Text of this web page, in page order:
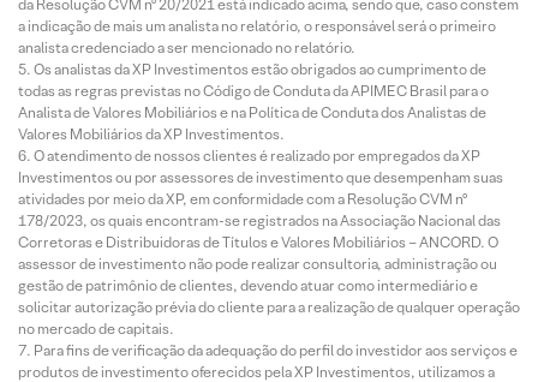
da Resolução CVM nº 20/2021 está indicado acima, sendo que, caso constem
a indicação de mais um analista no relatório, o responsável será o primeiro
analista credenciado a ser mencionado no relatório.
Os analistas da XP Investimentos estão obrigados ao cumprimento de
todas as regras previstas no Código de Conduta da APIMEC Brasil para o
Analista de Valores Mobiliários e na Política de Conduta dos Analistas de
Valores Mobiliários da XP Investimentos.
O atendimento de nossos clientes é realizado por empregados da XP
Investimentos ou por assessores de investimento que desempenham suas
atividades por meio da XP, em conformidade com a Resolução CVM nº
178/2023, os quais encontram-se registrados na Associação Nacional das
Corretoras e Distribuidoras de Títulos e Valores Mobiliários – ANCORD. O
assessor de investimento não pode realizar consultoria, administração ou
gestão de patrimônio de clientes, devendo atuar como intermediário e
solicitar autorização prévia do cliente para a realização de qualquer operação
no mercado de capitais.
Para fins de verificação da adequação do perfil do investidor aos serviços e
produtos de investimento oferecidos pela XP Investimentos, utilizamos a